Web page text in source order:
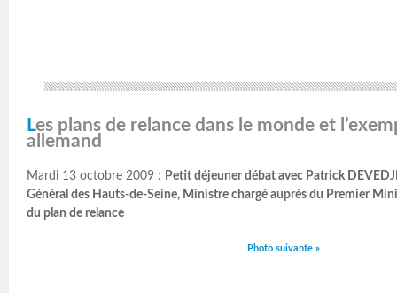
Les plans de relance dans le monde et l’exemple franco-
allemand
Mardi 13 octobre 2009 : Petit déjeuner débat avec Patrick
Général des Hauts-de-Seine, Ministre chargé auprès du Premier
du plan de relance
Photo suivante »